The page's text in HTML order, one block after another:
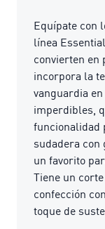
Equípate con
línea
convierten en
incorpora la
vanguardia
imperdibles,
funcionalidad
sudadera con
un favorito
Tiene un
confección
toque de